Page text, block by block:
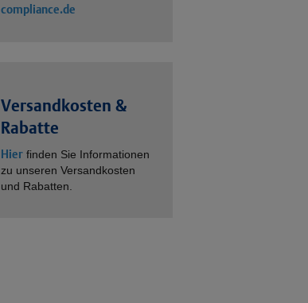
compliance.de
Versandkosten &
Rabatte
Hier finden Sie Informationen
zu unseren Versandkosten
und Rabatten.